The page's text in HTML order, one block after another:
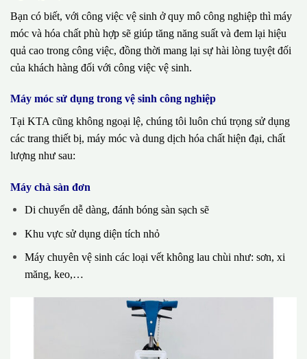
Bạn có biết, với công việc vệ sinh ở quy mô công nghiệp thì máy
móc và hóa chất phù hợp sẽ giúp tăng năng suất và đem lại hiệu
quả cao trong công việc, đồng thời mang lại sự hài lòng tuyệt đối
của khách hàng đối với công việc vệ sinh.
Máy móc sử dụng trong vệ sinh công nghiệp
Tại KTA cũng không ngoại lệ, chúng tôi luôn chú trọng sử dụng
các trang thiết bị, máy móc và dung dịch hóa chất hiện đại, chất
lượng như sau:
Máy chà sàn đơn
Di chuyển dễ dàng, đánh bóng sàn sạch sẽ
Khu vực sử dụng diện tích nhỏ
Máy chuyên vệ sinh các loại vết không lau chùi như: sơn, xi
măng, keo,…